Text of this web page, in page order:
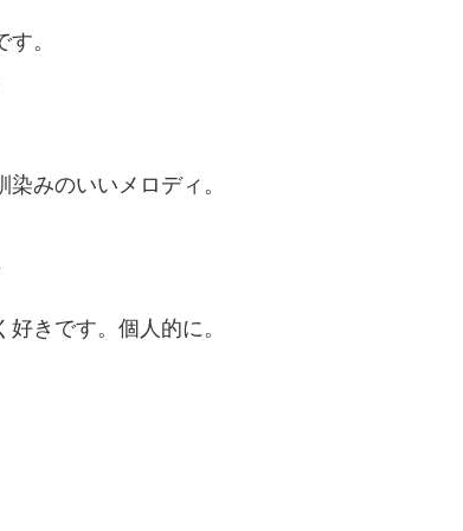
。
みのいいメロディ。
きです。個人的に。